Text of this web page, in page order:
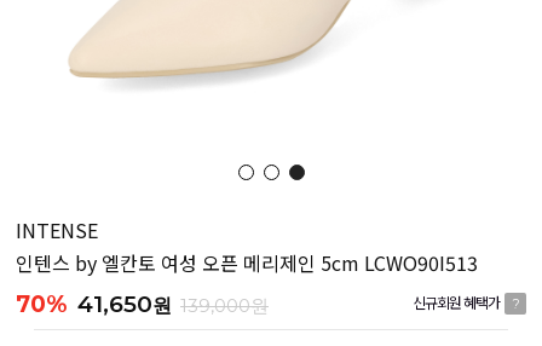
INTENSE
인텐스 by 엘칸토 여성 오픈 메리제인 5cm LCWO90I513
70% 41,650원 139,000원 신규회원 혜택가 ?